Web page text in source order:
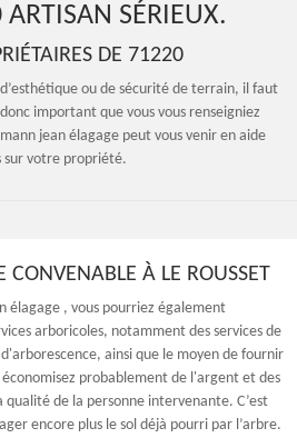
SÉRIEUX.
DE 71220
ou de sécurité de terrain, il faut
important que vous vous renseigniez
jean élagage peut vous venir en aide
sur votre propriété.
CONVENABLE À LE ROUSSET
élagage , vous pourriez également
arboricoles, notamment des services de
ainsi que le moyen de fournir
probablement de l'argent et des
de la personne intervenante. C’est
encore plus le sol déjà pourri par l’arbre.